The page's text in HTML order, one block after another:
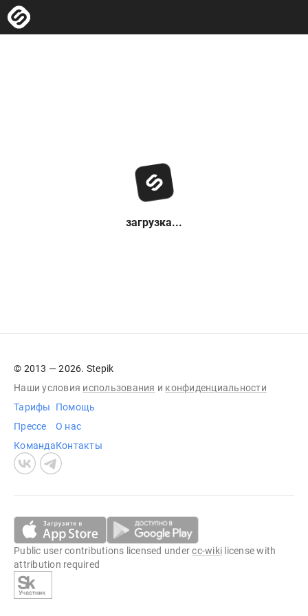
загрузка...
© 2013 — 2026. Stepik
Наши условия использования и конфиденциальности
Тарифы
Прессе
Команда
Помощь
О нас
Контакты
Public user contributions licensed undercc-wiki license with
attribution required